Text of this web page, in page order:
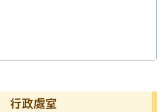
行政處室